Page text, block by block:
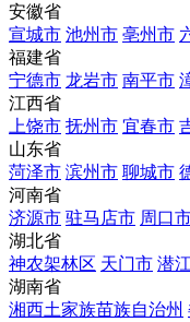
安徽省
宣城市 池州市 亳州市
福建省
宁德市 龙岩市 南平市
江西省
上饶市 抚州市 宜春市
山东省
菏泽市 滨州市 聊城市
河南省
济源市 驻马店市 周口
湖北省
神农架林区 天门市 潜
湖南省
湘西土家族苗族自治州